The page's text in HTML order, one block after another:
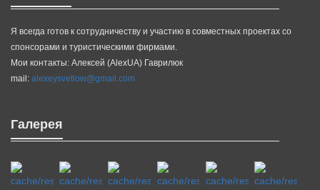
Я всегда готов к сотрудничеству и участию в совместных проектах со
спонсорами и туристическими фирмами.
Мои контакты: Алексей (AlexUA) Гаврилюк
mail: alexeysvetlow@gmail.com
Галерея